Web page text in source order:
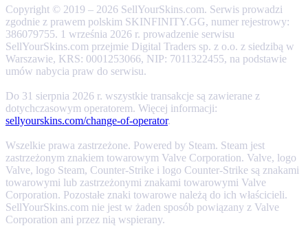
Copyright © 2019 – 2026 SellYourSkins.com. Serwis prowadzi
zgodnie z prawem polskim SKINFINITY.GG, numer rejestrowy:
386079755. 1 września 2026 r. prowadzenie serwisu
SellYourSkins.com przejmie Digital Traders sp. z o.o. z siedzibą w
Warszawie, KRS: 0001253066, NIP: 7011322455, na podstawie
umów nabycia praw do serwisu.
Do 31 sierpnia 2026 r. wszystkie transakcje są zawierane z
dotychczasowym operatorem. Więcej informacji:
sellyourskins.com/change-of-operator.
Wszelkie prawa zastrzeżone. Powered by Steam. Steam jest
zastrzeżonym znakiem towarowym Valve Corporation. Valve, logo
Valve, logo Steam, Counter-Strike i logo Counter-Strike są znakami
towarowymi lub zastrzeżonymi znakami towarowymi Valve
Corporation. Pozostałe znaki towarowe należą do ich właścicieli.
SellYourSkins.com nie jest w żaden sposób powiązany z Valve
Corporation ani przez nią wspierany.